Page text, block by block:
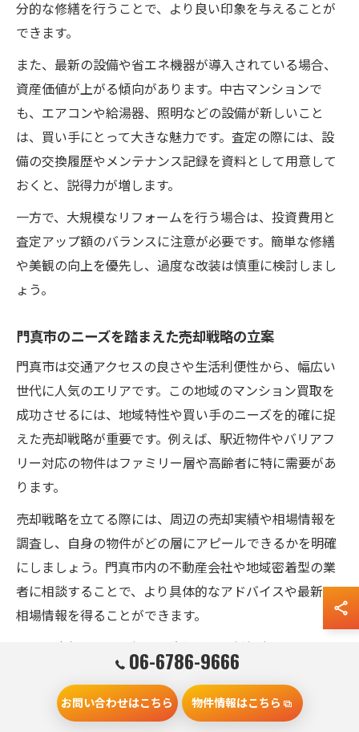
分的な修繕を行うことで、より良い印象を与えることが
できます。
また、最新の設備や省エネ機器が導入されている場合、
資産価値が上がる傾向があります。中古マンションで
も、エアコンや給湯器、照明などの設備が新しいこと
は、買い手にとって大きな魅力です。査定の際には、設
備の交換履歴やメンテナンス記録を資料として用意して
おくと、説得力が増します。
一方で、大規模なリフォームを行う場合は、投資費用と
査定アップ額のバランスに注意が必要です。簡単な修繕
や美観の向上を優先し、過度な改装は慎重に検討しまし
ょう。
門真市のニーズを踏まえた売却戦略の立案
門真市は交通アクセスの良さや生活利便性から、幅広い
世代に人気のエリアです。この地域のマンション買取を
成功させるには、地域特性や買い手のニーズを的確に捉
えた売却戦略が重要です。例えば、駅近物件やバリアフ
リー対応の物件はファミリー層や高齢者に特に需要があ
ります。
売却戦略を立てる際には、周辺の売却実績や相場情報を
調査し、自身の物件がどの層にアピールできるかを明確
にしましょう。門真市内の不動産会社や地域密着型の業
者に相談することで、より具体的なアドバイスや最新の
相場情報を得ることができます。
また、売却時期の見極めも大切です。新年度や転勤シー
ズンなど、需要が高まるタイミングを狙うことで、高額
買取の可能性が高まります。
06-6786-9666
お問い合わせはこちら 物件情報はこちら